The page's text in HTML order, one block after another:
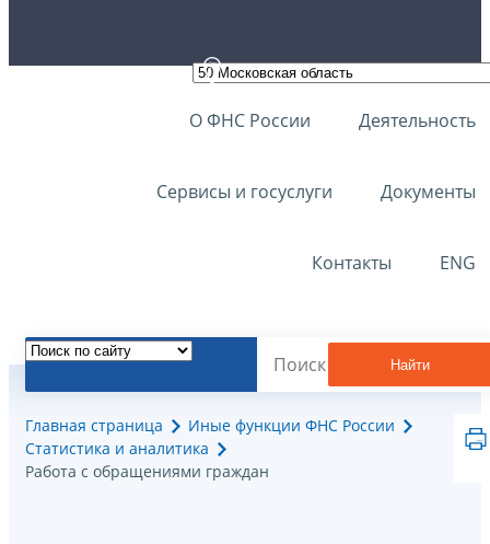
О ФНС России Деятельность
Сервисы и госуслуги Документы
Контакты ENG
Найти
Главная страница
Иные функции ФНС России
Статистика и аналитика
Работа с обращениями граждан